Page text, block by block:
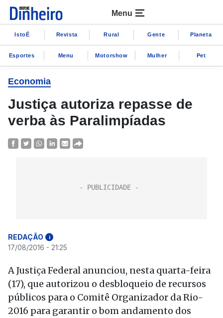
Menu
IstoÉ Revista Rural Gente Planeta
Esportes Menu Motorshow Mulher Pet
Economia
Justiça autoriza repasse de
verba às Paralimpíadas
REDAÇÃO i
17/08/2016 - 21:25
A Justiça Federal anunciou, nesta quarta-feira
(17), que autorizou o desbloqueio de recursos
públicos para o Comitê Organizador da Rio-
2016 para garantir o bom andamento dos